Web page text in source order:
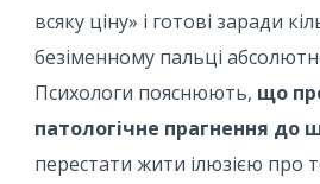
всяку ціну» і готові заради
безіменному пальці
Психологи пояснюють, що
патологічне прагнення до
перестати жити ілюзією про